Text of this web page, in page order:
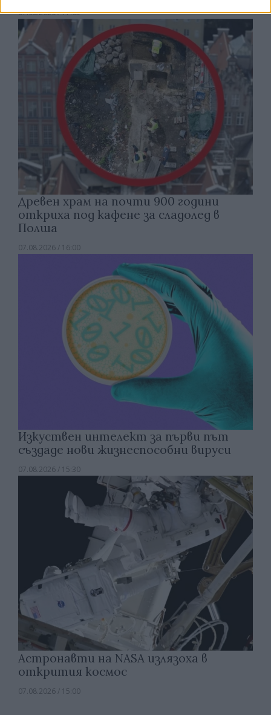
07.08.2026 / 17:05
Древен храм на почти 900 години
откриха под кафене за сладолед в
Полша
07.08.2026 / 16:00
Изкуствен интелект за първи път
създаде нови жизнеспособни вируси
07.08.2026 / 15:30
Астронавти на NASA излязоха в
открития космос
07.08.2026 / 15:00